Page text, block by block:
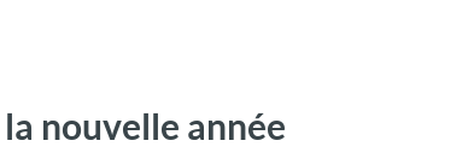
nouvelle année